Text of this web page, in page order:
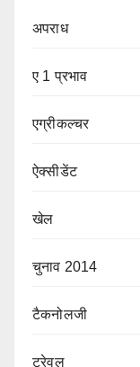
अपराध
ए 1 प्रभाव
एग्रीकल्चर
ऐक्सीडेंट
खेल
चुनाव 2014
टैकनोलजी
ट्रेवल